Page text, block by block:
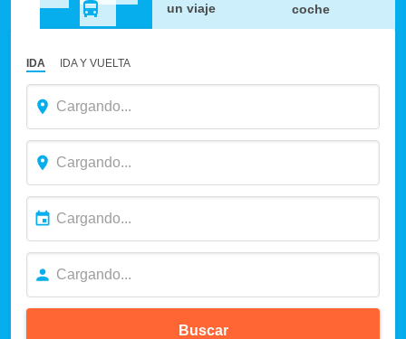
un viaje
coche
IDA IDA Y VUELTA
Buscar